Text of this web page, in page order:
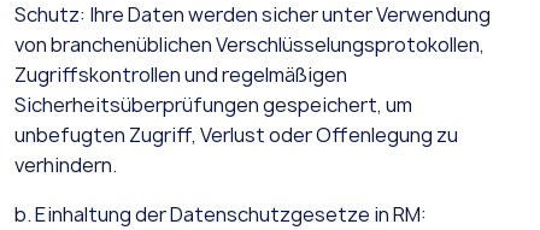
Schutz: Ihre Daten werden sicher unter Verwendung
von branchenüblichen Verschlüsselungsprotokollen,
Zugriffskontrollen und regelmäßigen
Sicherheitsüberprüfungen gespeichert, um
unbefugten Zugriff, Verlust oder Offenlegung zu
verhindern.
b. Einhaltung der Datenschutzgesetze in RM: